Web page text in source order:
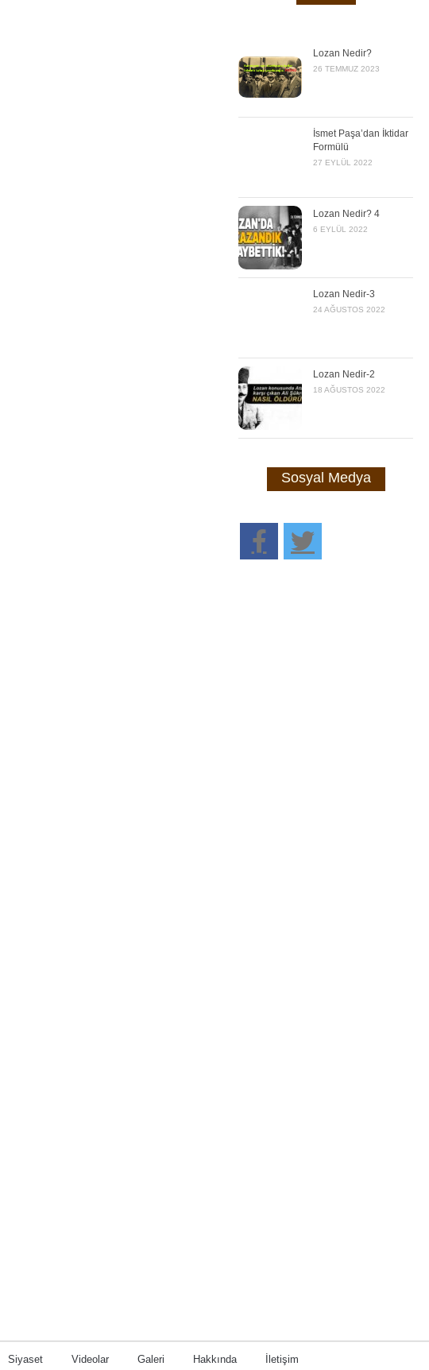
Lozan Nedir?
26 TEMMUZ 2023
İsmet Paşa’dan İktidar
Formülü
27 EYLÜL 2022
Lozan Nedir? 4
6 EYLÜL 2022
Lozan Nedir-3
24 AĞUSTOS 2022
Lozan Nedir-2
18 AĞUSTOS 2022
Sosyal Medya
Siyaset Videolar Galeri Hakkında İletişim